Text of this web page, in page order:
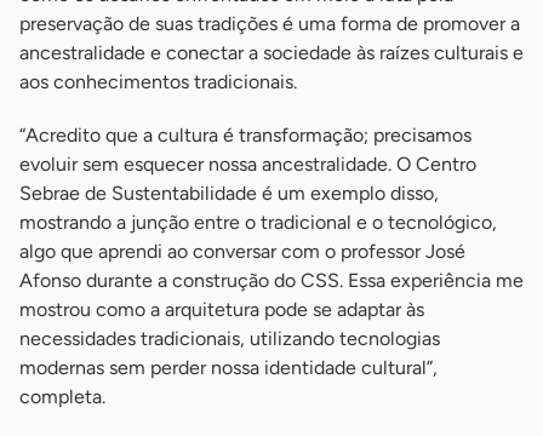
preservação de suas tradições é uma forma de promover a
ancestralidade e conectar a sociedade às raízes culturais e
aos conhecimentos tradicionais.
“Acredito que a cultura é transformação; precisamos
evoluir sem esquecer nossa ancestralidade. O Centro
Sebrae de Sustentabilidade é um exemplo disso,
mostrando a junção entre o tradicional e o tecnológico,
algo que aprendi ao conversar com o professor José
Afonso durante a construção do CSS. Essa experiência me
mostrou como a arquitetura pode se adaptar às
necessidades tradicionais, utilizando tecnologias
modernas sem perder nossa identidade cultural”,
completa.